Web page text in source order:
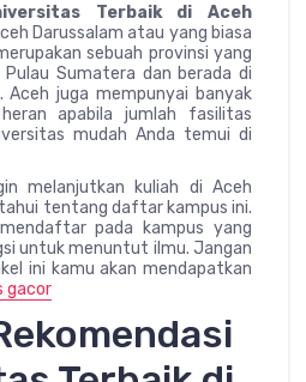
Terbaik di Aceh
Darussalam atau yang biasa
sebuah provinsi yang
Sumatera dan berada di
Aceh juga mempunyai banyak
apabila jumlah fasilitas
mudah Anda temui di
melanjutkan kuliah di Aceh
tentang daftar kampus ini.
pada kampus yang
untuk menuntut ilmu. Jangan
ini kamu akan mendapatkan
gacor